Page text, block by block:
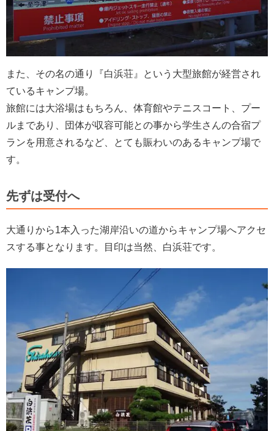
また、その名の通り『白浜荘』という大型旅館が経営され
ているキャンプ場。
旅館には大浴場はもちろん、体育館やテニスコート、プー
ルまであり、団体が収容可能との事から学生さんの合宿プ
ランを用意されるなど、とても賑わいのあるキャンプ場で
す。
先ずは受付へ
大通りから1本入った湖岸沿いの道からキャンプ場へアクセ
スする事となります。目印は当然、白浜荘です。